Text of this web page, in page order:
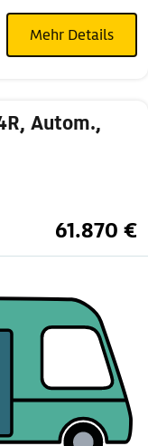
Mehr Details
Autom.,
61.870 €